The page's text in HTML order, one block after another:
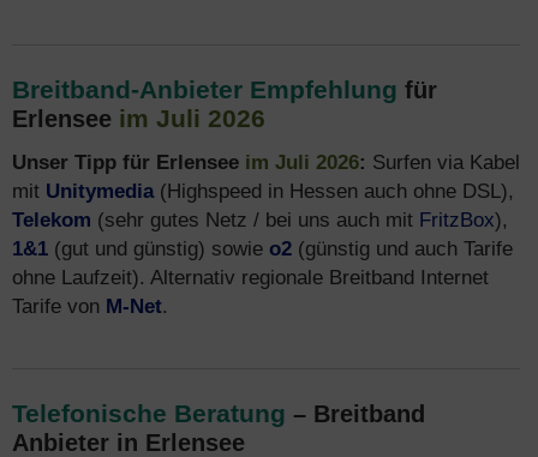
Breitband-Anbieter Empfehlung für
Erlensee im Juli 2026
Unser Tipp für Erlensee im Juli 2026: Surfen via Kabel
mit Unitymedia(Highspeed in Hessen auch ohne DSL),
Telekom (sehr gutes Netz / bei uns auch mit FritzBox),
1&1 (gut und günstig) sowie o2 (günstig und auch Tarife
ohne Laufzeit). Alternativ regionale Breitband Internet
Tarife von M-Net.
Telefonische Beratung – Breitband
Anbieter in Erlensee